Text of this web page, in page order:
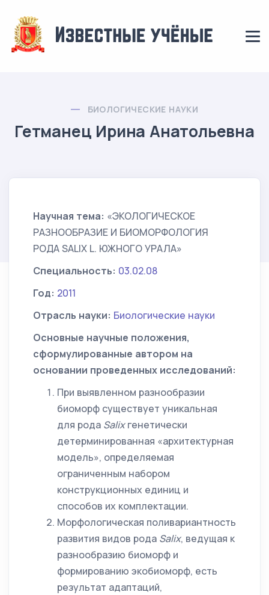
БИОЛОГИЧЕСКИЕ НАУКИ
Гетманец Ирина Анатольевна
Научная тема: «ЭКОЛОГИЧЕСКОЕ
РАЗНООБРАЗИЕ И БИОМОРФОЛОГИЯ
РОДА SALIX L. ЮЖНОГО УРАЛА»
Специальность: 03.02.08
Год: 2011
Отрасль науки: Биологические науки
Основные научные положения,
сформулированные автором на
основании проведенных исследований:
При выявленном разнообразии
биоморф существует уникальная
для рода Salix генетически
детерминированная «архитектурная
модель», определяемая
ограниченным набором
конструкционных единиц и
способов их комплектации.
Морфологическая поливариантность
развития видов рода Salix, ведущая к
разнообразию биоморф и
формированию экобиоморф, есть
результат адаптаций,